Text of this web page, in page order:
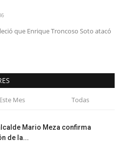
que Enrique Troncoso Soto atacó
Este Mes Todas
Mario Meza confirma
de la...